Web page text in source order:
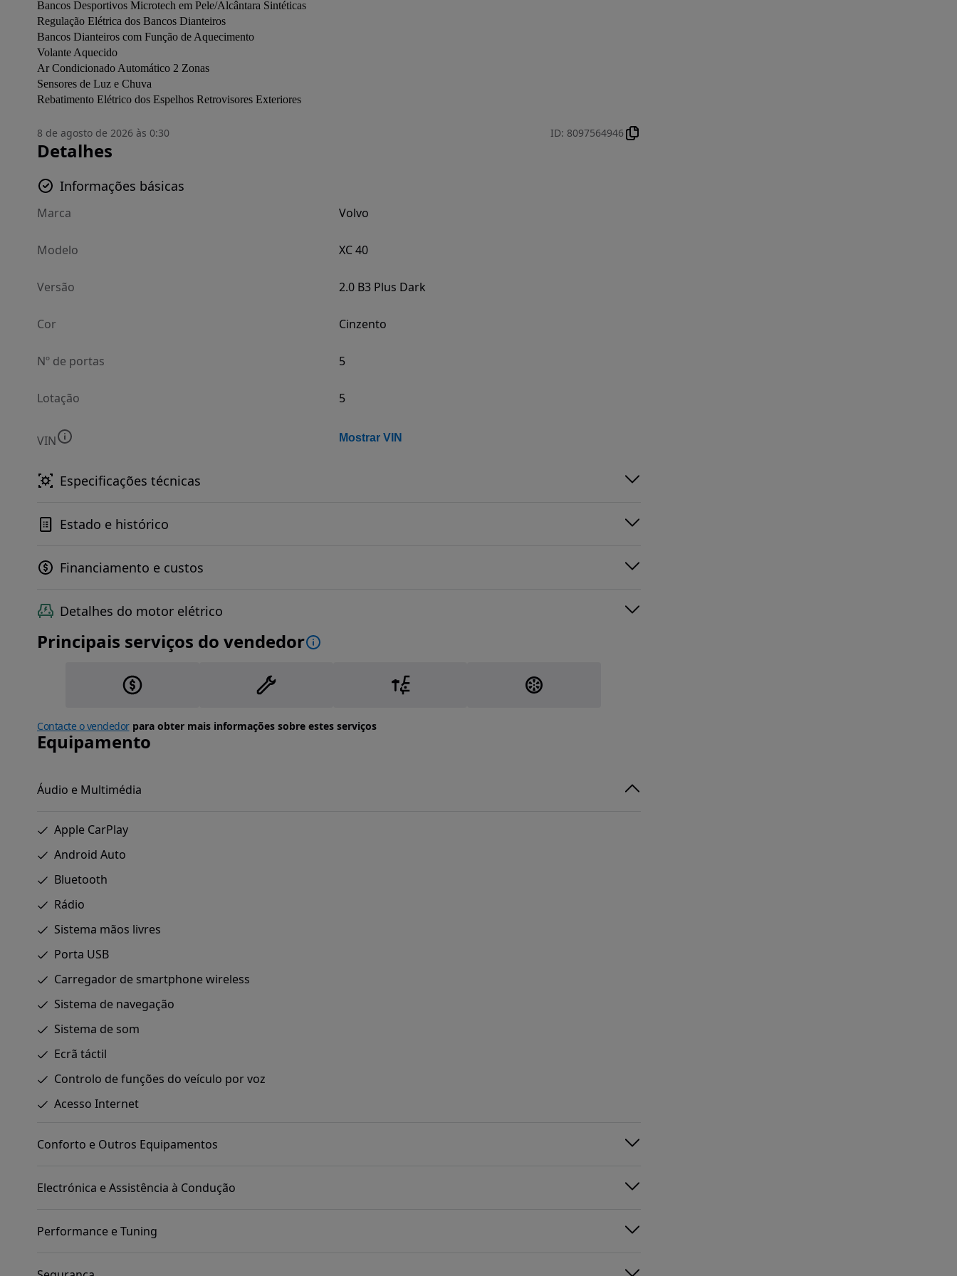
Bancos Desportivos Microtech em Pele/Alcântara Sintéticas
Regulação Elétrica dos Bancos Dianteiros
Bancos Dianteiros com Função de Aquecimento
Volante Aquecido
Ar Condicionado Automático 2 Zonas
Sensores de Luz e Chuva
Rebatimento Elétrico dos Espelhos Retrovisores Exteriores
8 de agosto de 2026 às 0:30 ID: 8097564946
Detalhes
Informações básicas
Marca Volvo
Modelo XC 40
Versão 2.0 B3 Plus Dark
Cor Cinzento
Nº de portas 5
Lotação 5
VIN Mostrar VIN
Especificações técnicas
Estado e histórico
Financiamento e custos
Detalhes do motor elétrico
Principais serviços do vendedor
Contacte o vendedorpara obter mais informações sobre estes serviços
Equipamento
Áudio e Multimédia
Apple CarPlay
Android Auto
Bluetooth
Rádio
Sistema mãos livres
Porta USB
Carregador de smartphone wireless
Sistema de navegação
Sistema de som
Ecrã táctil
Controlo de funções do veículo por voz
Acesso Internet
Conforto e Outros Equipamentos
Electrónica e Assistência à Condução
Performance e Tuning